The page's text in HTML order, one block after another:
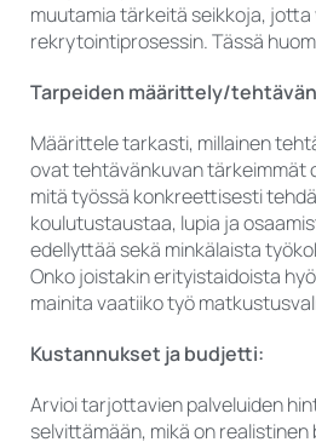
muutamia tärkeitä seikkoja,
rekrytointiprosessin. Tässä
Tarpeiden määrittely/
Määrittele tarkasti, millainen
ovat tehtävänkuvan tärkeimmät
mitä työssä konkreettisesti
koulutustaustaa, lupia ja
edellyttää sekä minkälaista
Onko joistakin erityistaidoista
mainita vaatiiko työ
Kustannukset ja budjetti:
Arvioi tarjottavien palveluiden
selvittämään, mikä on